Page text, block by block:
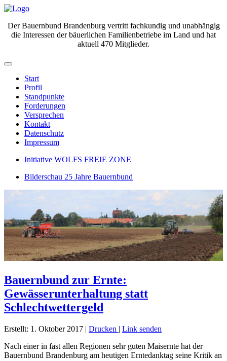
Der Bauernbund Brandenburg vertritt fachkundig und unabhängig
die Interessen der bäuerlichen Familienbetriebe im Land und hat
aktuell 470 Mitglieder.
Start
Profil
Standpunkte
Forderungen
Versprechen
Kontakt
Datenschutz
Impressum
Initiative WOLFS FREIE ZONE
Bilderschau 25 Jahre Bauernbund
Bauernbund zur Ernte:
Gewässerunterhaltung statt
Schlechtwettergeld
Erstellt: 1. Oktober 2017 | Drucken | Link senden
Nach einer in fast allen Regionen sehr guten Maisernte hat der
Bauernbund Brandenburg am heutigen Erntedanktag seine Kritik an